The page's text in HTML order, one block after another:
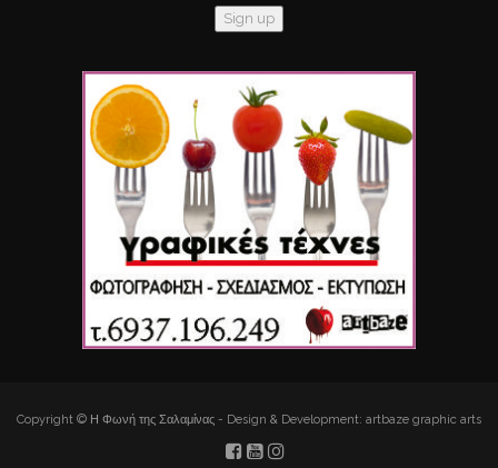
Copyright © Η Φωνή της Σαλαμίνας - Design & Development: artbaze graphic arts